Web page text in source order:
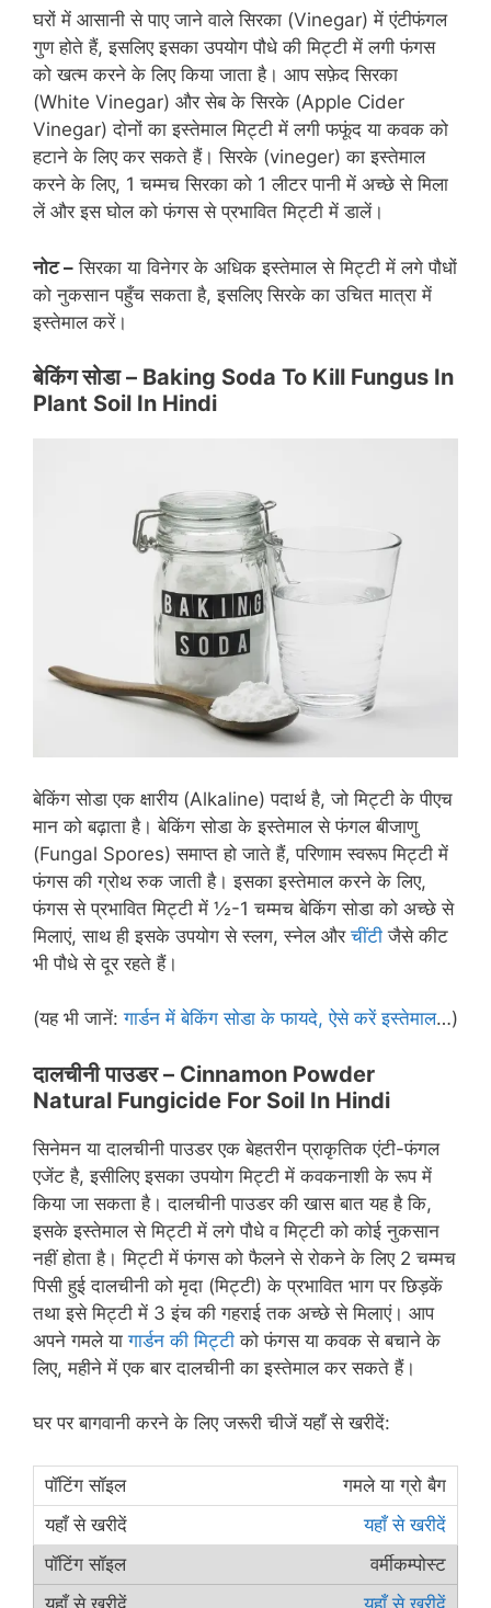
घरों में आसानी से पाए जाने वाले सिरका (Vinegar) में एंटीफंगल
गुण होते हैं, इसलिए इसका उपयोग पौधे की मिट्टी में लगी फंगस
को खत्म करने के लिए किया जाता है। आप सफ़ेद सिरका
(White Vinegar) और सेब के सिरके (Apple Cider
Vinegar) दोनों का इस्तेमाल मिट्टी में लगी फफूंद या कवक को
हटाने के लिए कर सकते हैं। सिरके (vineger) का इस्तेमाल
करने के लिए, 1 चम्मच सिरका को 1 लीटर पानी में अच्छे से मिला
लें और इस घोल को फंगस से प्रभावित मिट्टी में डालें।
नोट – सिरका या विनेगर के अधिक इस्तेमाल से मिट्टी में लगे पौधों
को नुकसान पहुँच सकता है, इसलिए सिरके का उचित मात्रा में
इस्तेमाल करें।
बेकिंग सोडा– Baking Soda To Kill Fungus In
Plant Soil In Hindi
बेकिंग सोडा एक क्षारीय (Alkaline) पदार्थ है, जो मिट्टी के पीएच
मान को बढ़ाता है। बेकिंग सोडा के इस्तेमाल से फंगल बीजाणु
(Fungal Spores) समाप्त हो जाते हैं, परिणाम स्वरूप मिट्टी में
फंगस की ग्रोथ रुक जाती है। इसका इस्तेमाल करने के लिए,
फंगस से प्रभावित मिट्टी में ½-1 चम्मच बेकिंग सोडा को अच्छे से
मिलाएं, साथ ही इसके उपयोग से स्लग, स्नेल औरचींटी जैसे कीट
भी पौधे से दूर रहते हैं।
(यह भी जानें:गार्डन में बेकिंग सोडा के फायदे, ऐसे करें इस्तेमाल…)
दालचीनी पाउडर– Cinnamon Powder
Natural Fungicide For Soil In Hindi
सिनेमन या दालचीनी पाउडर एक बेहतरीन प्राकृतिक एंटी-फंगल
एजेंट है, इसीलिए इसका उपयोग मिट्टी में कवकनाशी के रूप में
किया जा सकता है। दालचीनी पाउडर की खास बात यह है कि,
इसके इस्तेमाल से मिट्टी में लगे पौधे व मिट्टी को कोई नुकसान
नहीं होता है। मिट्टी में फंगस को फैलने से रोकने के लिए 2 चम्मच
पिसी हुई दालचीनी को मृदा (मिट्टी) के प्रभावित भाग पर छिड़कें
तथा इसे मिट्टी में 3 इंच की गहराई तक अच्छे से मिलाएं। आप
अपने गमले यागार्डन की मिट्टी को फंगस या कवक से बचाने के
लिए, महीने में एक बार दालचीनी का इस्तेमाल कर सकते हैं।
घर पर बागवानी करने के लिए जरूरी चीजें यहाँ से खरीदें:
गमले या ग्रो बैग
यहाँ से खरीदें
वर्मीकम्पोस्ट
यहाँ से खरीदें